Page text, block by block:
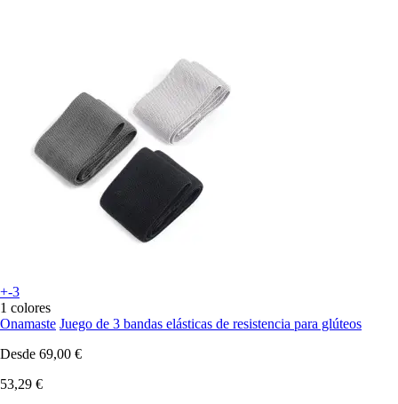
+-3
1 colores
Onamaste Juego de 3 bandas elásticas de resistencia para glúteos
Desde 69,00 €
53,29 €